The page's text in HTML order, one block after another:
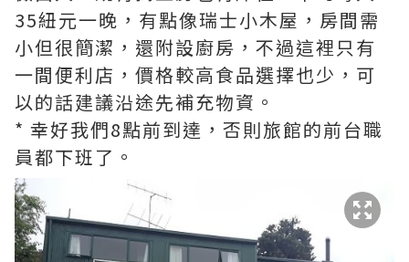
35紐元一晚，有點像瑞士小木屋，房間需
小但很簡潔，還附設廚房，不過這裡只有
一間便利店，價格較高食品選擇也少，可
以的話建議沿途先補充物資。
* 幸好我們8點前到達，否則旅館的前台職
員都下班了。